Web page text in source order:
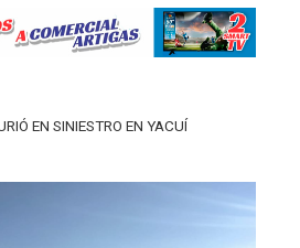
EN SINIESTRO EN YACUÍ